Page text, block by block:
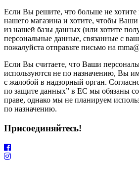
Если Вы решите, что больше не хотите
нашего магазина и хотите, чтобы
из нашей базы данных (или хотите
персональные данные, связанные с
пожалуйста отправьте письмо на
Если Вы считаете, что Ваши
используются не по назначению, Вы
с жалобой в надзорный орган.
по защите данных” в ЕС мы обязаны
праве, однако мы не планируем
по назначению.
Присоединяйтесь!